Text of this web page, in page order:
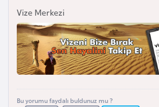
Vize Merkezi
Bu yorumu faydalı buldunuz mu ?
r
s
e
k
B
u